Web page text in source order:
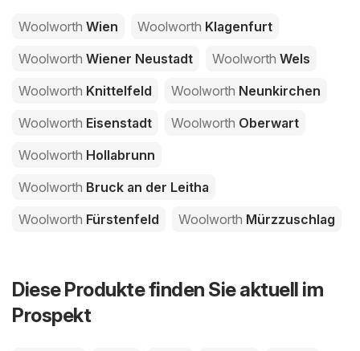
Woolworth Wien Woolworth Klagenfurt
Woolworth Wiener Neustadt Woolworth Wels
Woolworth Knittelfeld Woolworth Neunkirchen
Woolworth Eisenstadt Woolworth Oberwart
Woolworth Hollabrunn
Woolworth Bruck an der Leitha
Woolworth Fürstenfeld Woolworth Mürzzuschlag
Diese Produkte finden Sie aktuell im
Prospekt